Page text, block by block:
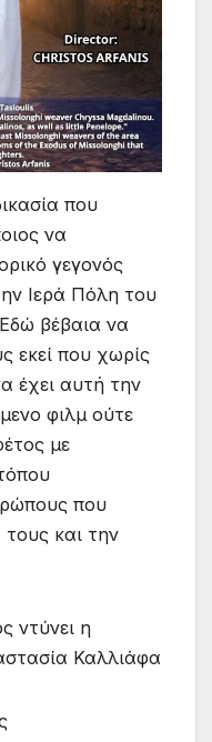
που
να
γεγονός
Ιερά Πόλη του
βέβαια να
εκεί που χωρίς
έχει αυτή την
φιλμ ούτε
με
που
και την
ντύνει η
Καλλιάφα